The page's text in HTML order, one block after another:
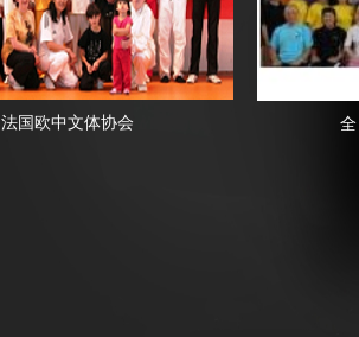
法国欧中文体协会